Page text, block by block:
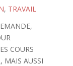
, TRAVAIL
COURS
MAIS AUSSI